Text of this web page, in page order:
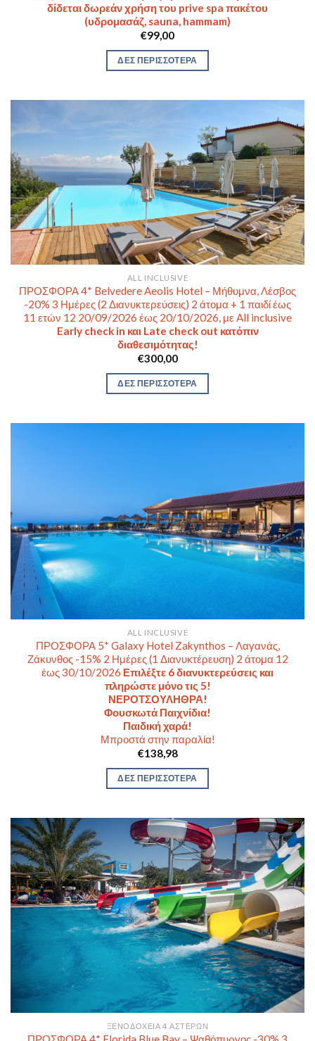
δίδεται δωρεάν χρήση του prive spa πακέτου
(υδρομασάζ, sauna, hammam)
€99,00
ΔΕΣ ΠΕΡΙΣΣΟΤΕΡΑ
ALL INCLUSIVE
ΠΡΟΣΦΟΡΑ 4* Belvedere Aeolis Hotel – Μήθυμνα, Λέσβος
-20% 3 Ημέρες (2 Διανυκτερεύσεις) 2 άτομα + 1 παιδί έως
11 ετών 12 20/09/2026 έως 20/10/2026, με All inclusive
Early check in και Late check out κατόπιν
διαθεσιμότητας!
€300,00
ΔΕΣ ΠΕΡΙΣΣΟΤΕΡΑ
ALL INCLUSIVE
ΠΡΟΣΦΟΡΑ 5* Galaxy Hotel Zakynthos – Λαγανάς,
Ζάκυνθος -15% 2 Ημέρες (1 Διανυκτέρευση) 2 άτομα 12
έως 30/10/2026 Επιλέξτε 6 διανυκτερεύσεις και
πληρώστε μόνο τις 5!
ΝΕΡΟΤΣΟΥΛΗΘΡΑ!
Φουσκωτά Παιχνίδια!
Παιδική χαρά!
Μπροστά στην παραλία!
€138,98
ΔΕΣ ΠΕΡΙΣΣΟΤΕΡΑ
ΞΕΝΟΔΟΧΕΊΑ 4 ΑΣΤΈΡΩΝ